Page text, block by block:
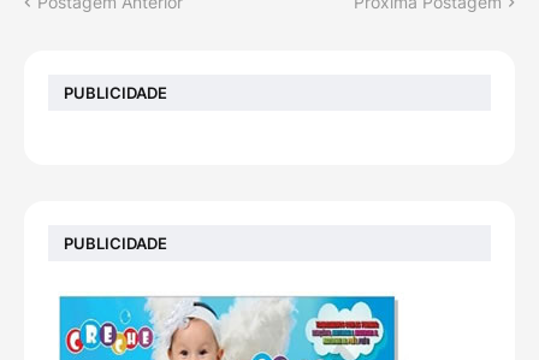
PUBLICIDADE
PUBLICIDADE